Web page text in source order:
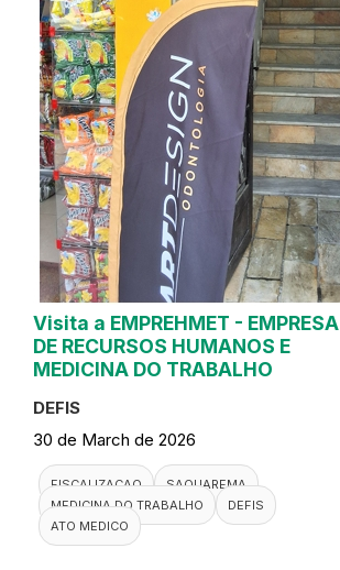
Visita a EMPREHMET - EMPRESA
DE RECURSOS HUMANOS E
MEDICINA DO TRABALHO
DEFIS
30 de March de 2026
FISCALIZACAO
SAQUAREMA
MEDICINA DO TRABALHO
DEFIS
ATO MEDICO